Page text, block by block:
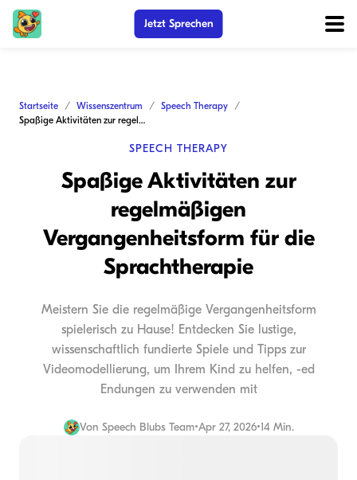
Jetzt Sprechen
Startseite Wissenszentrum
Speech Therapy
Spaßige Aktivitäten zur regelmäßigen Vergangenheitsform für die Sprachtherapie
SPEECH THERAPY
Spaßige Aktivitäten zur
regelmäßigen
Vergangenheitsform für die
Sprachtherapie
Meistern Sie die regelmäßige Vergangenheitsform
spielerisch zu Hause! Entdecken Sie lustige,
wissenschaftlich fundierte Spiele und Tipps zur
Videomodellierung, um Ihrem Kind zu helfen, -ed
Endungen zu verwenden mit
Von Speech Blubs Team•Apr 27, 2026•14 Min.